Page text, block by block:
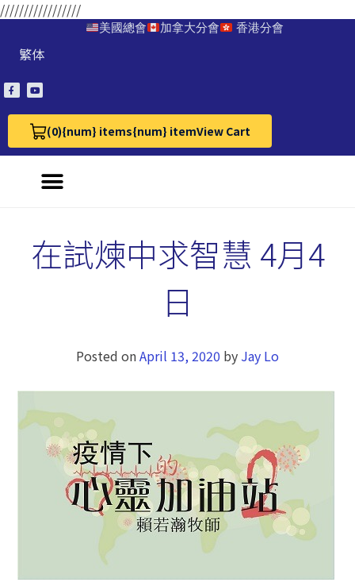
/////////////////
美國總會 加拿大分會 香港分會
繁体
(0)
View Cart 0{num} items{num} itemView Cart
在試煉中求智慧 4月4
日
Posted onApril 13, 2020 by Jay Lo